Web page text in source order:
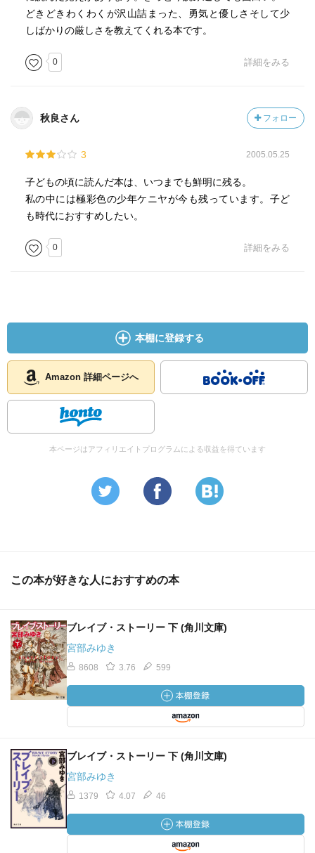
どきどきわくわくが沢山詰まった、勇気と優しさそして少
しばかりの厳しさを教えてくれる本です。
0 詳細をみる
秋良さん フォロー
3 2005.05.25
子どもの頃に読んだ本は、いつまでも鮮明に残る。
私の中には極彩色の少年ケニヤが今も残っています。子ど
も時代におすすめしたい。
0 詳細をみる
本棚に登録する
Amazon 詳細ページへ
本ページはアフィリエイトプログラムによる収益を得ています
この本が好きな人におすすめの本
ブレイブ・ストーリー 下 (角川文庫)
宮部みゆき
8608 3.76 599
ブレイブ・ストーリー 下 (角川文庫)
宮部みゆき
1379 4.07 46